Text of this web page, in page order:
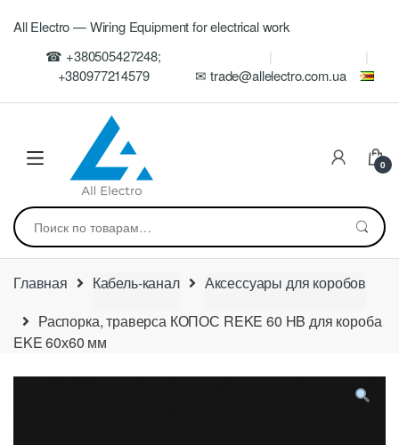
navigation
All Electro — Wiring Equipment for electrical work
☎ +380505427248;
+380977214579
✉ trade@allelectro.com.ua
0
Искать:
Главная Кабель-канал
Аксессуары для коробов
Распорка, траверса КОПОС REKE 60 HB для короба
EKE 60х60 мм